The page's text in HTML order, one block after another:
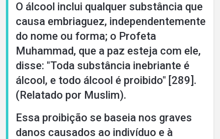
O álcool inclui qualquer substância que
causa embriaguez, independentemente
do nome ou forma; o Profeta
Muhammad, que a paz esteja com ele,
disse: "Toda substância inebriante é
álcool, e todo álcool é proibido" [289].
(Relatado por Muslim).
Essa proibição se baseia nos graves
danos causados ao indivíduo e à